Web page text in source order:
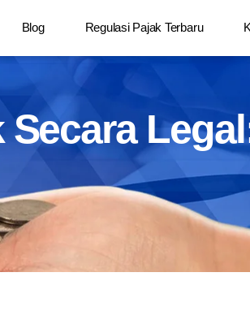
Blog Regulasi Pajak Terbaru